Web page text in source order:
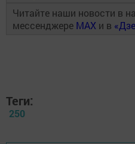
Читайте наши новости в
мессенджере MAX и в
Теги:
250